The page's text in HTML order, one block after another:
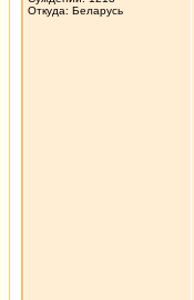
Откуда: Беларусь